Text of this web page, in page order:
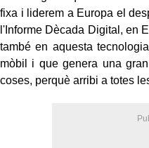
fixa i liderem a Europa el
l'Informe Dècada Digital, en
també en aquesta
mòbil i que genera una
coses, perquè arribi a totes